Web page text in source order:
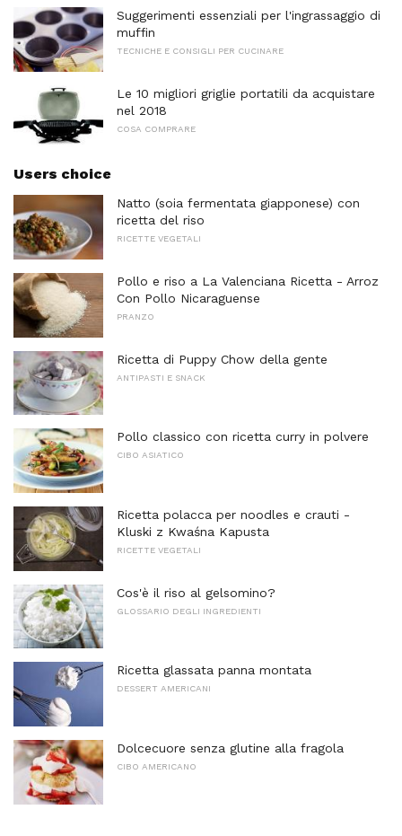
Suggerimenti essenziali per l'ingrassaggio di
muffin
TECNICHE E CONSIGLI PER CUCINARE
Le 10 migliori griglie portatili da acquistare
nel 2018
COSA COMPRARE
Users choice
Natto (soia fermentata giapponese) con
ricetta del riso
RICETTE VEGETALI
Pollo e riso a La Valenciana Ricetta - Arroz
Con Pollo Nicaraguense
PRANZO
Ricetta di Puppy Chow della gente
ANTIPASTI E SNACK
Pollo classico con ricetta curry in polvere
CIBO ASIATICO
Ricetta polacca per noodles e crauti -
Kluski z Kwaśna Kapusta
RICETTE VEGETALI
Cos'è il riso al gelsomino?
GLOSSARIO DEGLI INGREDIENTI
Ricetta glassata panna montata
DESSERT AMERICANI
Dolcecuore senza glutine alla fragola
CIBO AMERICANO